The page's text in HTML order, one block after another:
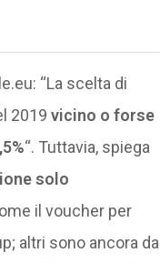
“La scelta di
2019 vicino o forse
“. Tuttavia, spiega
solo
il voucher per
altri sono ancora da